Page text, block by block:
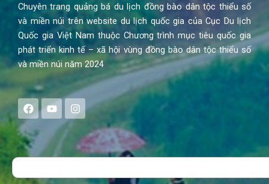
Chuyên trang quảng bá du lịch đồng bào dân tộc thiểu số
và miền núi trên website du lịch quốc gia của Cục Du lịch
Quốc gia Việt Nam thuộc Chương trình mục tiêu quốc gia
phát triển kinh tế – xã hội vùng đồng bào dân tộc thiểu số
và miền núi năm 2024
F
a
e
b
o
Y
o
t
u
b
I
n
s
a
g
Search